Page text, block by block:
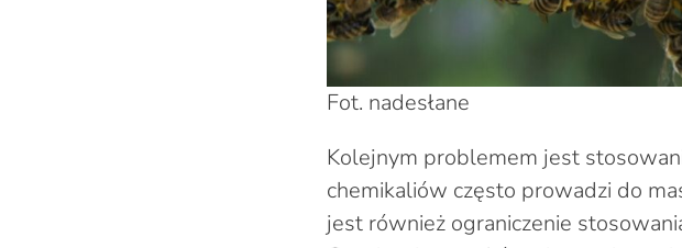
Fot. nadesłane
Kolejnym problemem jest
chemikaliów często prowadzi do
jest również ograniczenie